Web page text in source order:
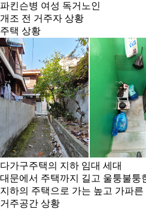
파킨슨병 여성 독거노인
개조 전 거주자 상황
주택 상황
다가구주택의 지하 임대 세대
대문에서 주택까지 길고 울퉁불퉁
지하의 주택으로 가는 높고 가파른
거주공간 상황